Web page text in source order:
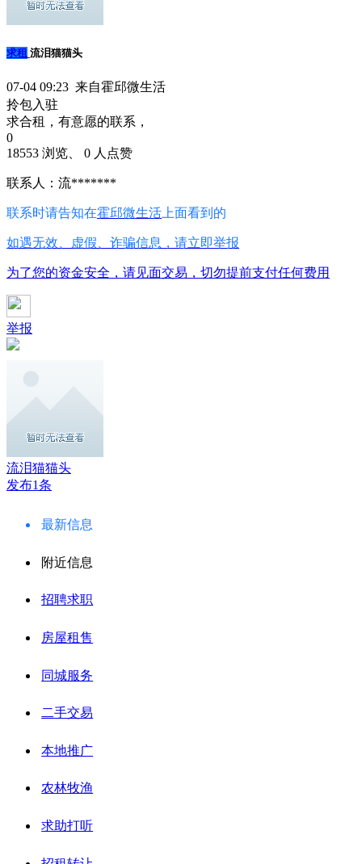
求租 流泪猫猫头
07-04 09:23 来自霍邱微生活
拎包入驻
求合租，有意愿的联系，
0
18553 浏览、 0 人点赞
联系人：流*******
联系时请告知在霍邱微生活 上面看到的
如遇无效、虚假、诈骗信息，请立即举报
为了您的资金安全，请见面交易，切勿提前支付任何费用
举报
流泪猫猫头
发布1条
最新信息
附近信息
招聘求职
房屋租售
同城服务
二手交易
本地推广
农林牧渔
求助打听